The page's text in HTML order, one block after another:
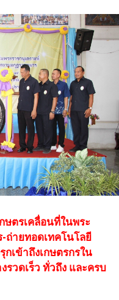
ษตรเคลื่อนที่ในพระ
ถ่ายทอดเทคโนโลยี
เข้าถึงเกษตรกรใน
วดเร็ว ทั่วถึง และครบ